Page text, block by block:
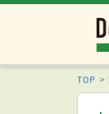
TOP